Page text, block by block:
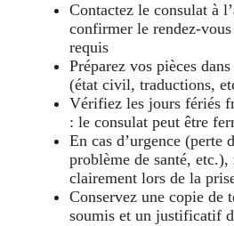
Contactez le consulat à
confirmer le rendez-
requis
Préparez vos pièces
(état civil, traductions,
Vérifiez les jours fériés
: le consulat peut être
En cas d’urgence (perte
problème de santé,
clairement lors de la
Conservez une copie de
soumis et un justificatif